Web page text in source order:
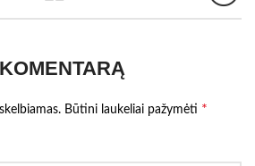
Būtini laukeliai pažymėti *